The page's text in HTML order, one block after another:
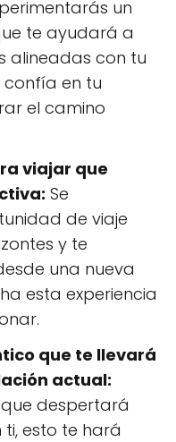
un
te ayudará a
alineadas con tu
en tu
el camino
viajar que
Se
de viaje
y te
una nueva
esta experiencia
que te llevará
actual:
despertará
ti, esto te hará